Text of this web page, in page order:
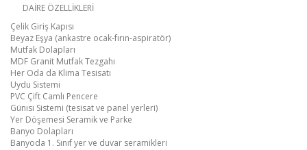
DAİRE ÖZELLİKLERİ
Çelik Giriş Kapısı
Beyaz Eşya (ankastre ocak-fırın-aspiratör)
Mutfak Dolapları
MDF Granit Mutfak Tezgahı
Her Oda da Klima Tesisatı
Uydu Sistemi
PVC Çift Camlı Pencere
Günısı Sistemi (tesisat ve panel yerleri)
Yer Döşemesi Seramik ve Parke
Banyo Dolapları
Banyoda 1. Sınıf yer ve duvar seramikleri